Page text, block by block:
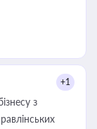
+1
з